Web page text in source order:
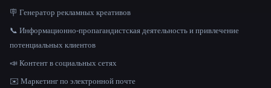
🪧 Генератор рекламных креативов
📞 Информационно-пропагандистская деятельность и привлечение
потенциальных клиентов
📣 Контент в социальных сетях
✉️ Маркетинг по электронной почте